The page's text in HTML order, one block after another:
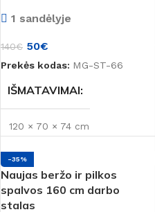
1 sandėlyje
140€ 50€
Prekės kodas: MG-ST-66
IŠMATAVIMAI
120 × 70 × 74 cm
BŪKLĖ
MEDŽIAGA
-35%
Naujas beržo ir pilkos
spalvos 160 cm darbo
stalas